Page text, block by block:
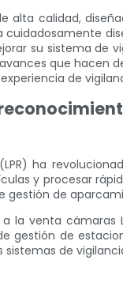
alta calidad,
su sistema de
que hacen
de
ha
y procesar
gestión de
la venta
gestión de
de